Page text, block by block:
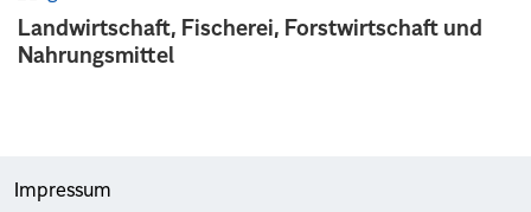
Landwirtschaft, Fischerei, Forstwirtschaft und
Nahrungsmittel
Impressum